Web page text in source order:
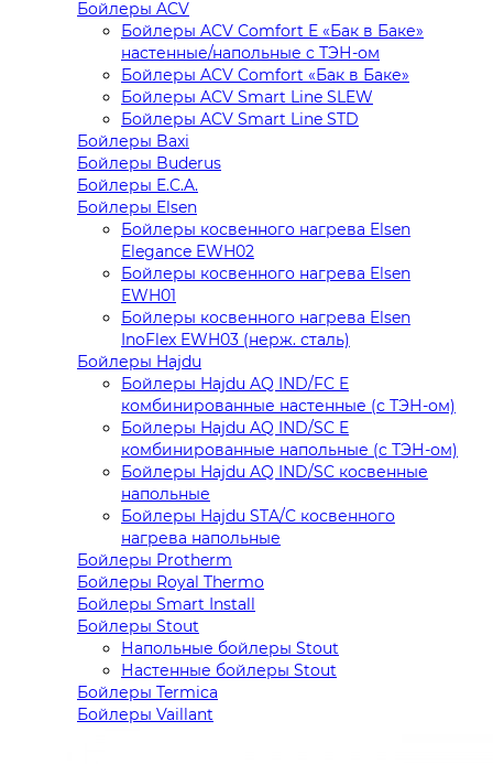
Бойлеры ACV
Бойлеры ACV Comfort E «Бак в Баке»
настенные/напольные c ТЭН-ом
Бойлеры ACV Comfort «Бак в Баке»
Бойлеры ACV Smart Line SLEW
Бойлеры ACV Smart Line STD
Бойлеры Baxi
Бойлеры Buderus
Бойлеры E.C.A.
Бойлеры Elsen
Бойлеры косвенного нагрева Elsen
Elegance EWH02
Бойлеры косвенного нагрева Elsen
EWH01
Бойлеры косвенного нагрева Elsen
InoFlex EWH03 (нерж. сталь)
Бойлеры Hajdu
Бойлеры Hajdu AQ IND/FC E
комбинированные настенные (с ТЭН-ом)
Бойлеры Hajdu AQ IND/SC E
комбинированные напольные (с ТЭН-ом)
Бойлеры Hajdu AQ IND/SC косвенные
напольные
Бойлеры Hajdu STA/C косвенного
нагрева напольные
Бойлеры Protherm
Бойлеры Royal Thermo
Бойлеры Smart Install
Бойлеры Stout
Напольные бойлеры Stout
Настенные бойлеры Stout
Бойлеры Termica
Бойлеры Vaillant